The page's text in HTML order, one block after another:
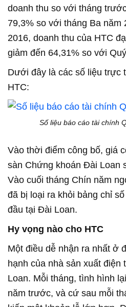
doanh thu so với tháng
79,3% so với tháng Ba năm
2016, doanh thu của HTC
giảm đến 64,31% so với
Dưới đây là các số liệu trực
HTC:
Số liệu báo cáo tài chính
Vào thời điểm công bố, giá
sàn Chứng khoán Đài Loan
Vào cuối tháng Chín năm
đã bị loại ra khỏi bảng chỉ
đầu tại Đài Loan.
Hy vọng nào cho HTC
Một điều dễ nhận ra nhất ở
hạnh của nhà sản xuất điện
Loan. Mỗi tháng, tình hình
năm trước, và cứ sau mỗi